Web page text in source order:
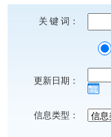
关 键 词：
更新日期：
信息类型：